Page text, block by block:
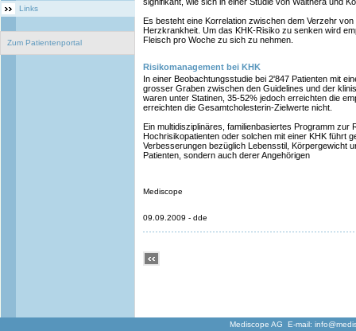
Links
Zum Patientenportal
Es besteht eine Korrelation zwischen dem Verzehr
Herzkrankheit. Um das KHK-Risiko zu senken wird
Fleisch pro Woche zu sich zu nehmen.
Risikomanagement bei KHK
In einer Beobachtungsstudie bei 2'847 Patienten mit
grosser Graben zwischen den Guidelines und der
waren unter Statinen, 35-52% jedoch erreichten die
erreichten die Gesamtcholesterin-Zielwerte nicht.
Ein multidisziplinäres, familienbasiertes Programm zur
Hochrisikopatienten oder solchen mit einer KHK führt
Verbesserungen bezüglich Lebensstil, Körpergewicht
Patienten, sondern auch derer Angehörigen
Mediscope
09.09.2009 - dde
Mediscope AG E-mail: